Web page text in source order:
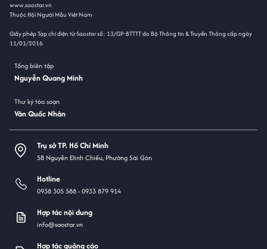
www.saostar.vn
Thuộc Hội Người Mẫu Việt Nam
Giấy phép Tạp chí điện tử Saostar số: 13/GP-BTTTT do Bộ Thông tin & Truyền Thông cấp ngày
11/01/2016
Tổng biên tập
Nguyễn Quang Minh
Thư ký tòa soạn
Văn Quốc Nhân
Trụ sở TP. Hồ Chí Minh
5B Nguyễn Đình Chiểu, Phường Sài Gòn
Hotline
0938 305 588 -0933 879 914
Hợp tác nội dung
info@saostar.vn
Hợp tác quảng cáo